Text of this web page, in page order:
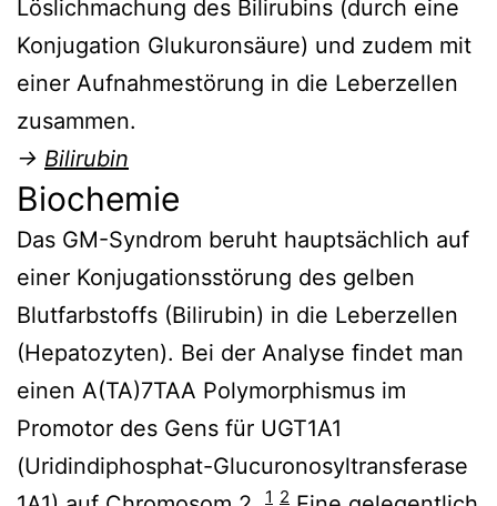
Löslichmachung des Bilirubins (durch eine
Konjugation Glukuronsäure) und zudem mit
einer Aufnahmestörung in die Leberzellen
zusammen.
→ Bilirubin
Biochemie
Das GM-Syndrom beruht hauptsächlich auf
einer Konjugationsstörung des gelben
Blutfarbstoffs (Bilirubin) in die Leberzellen
(Hepatozyten). Bei der Analyse findet man
einen A(TA)7TAA Polymorphismus im
Promotor des Gens für UGT1A1
(Uridindiphosphat-Glucuronosyltransferase
1 2